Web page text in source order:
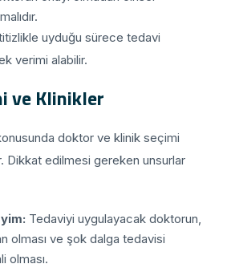
uyduğu sürece tedavi
verimi alabilir.
ve Klinikler
doktor ve klinik seçimi
Dikkat edilmesi gereken unsurlar
Tedaviyi uygulayacak doktorun,
olması ve şok dalga tedavisi
olması.